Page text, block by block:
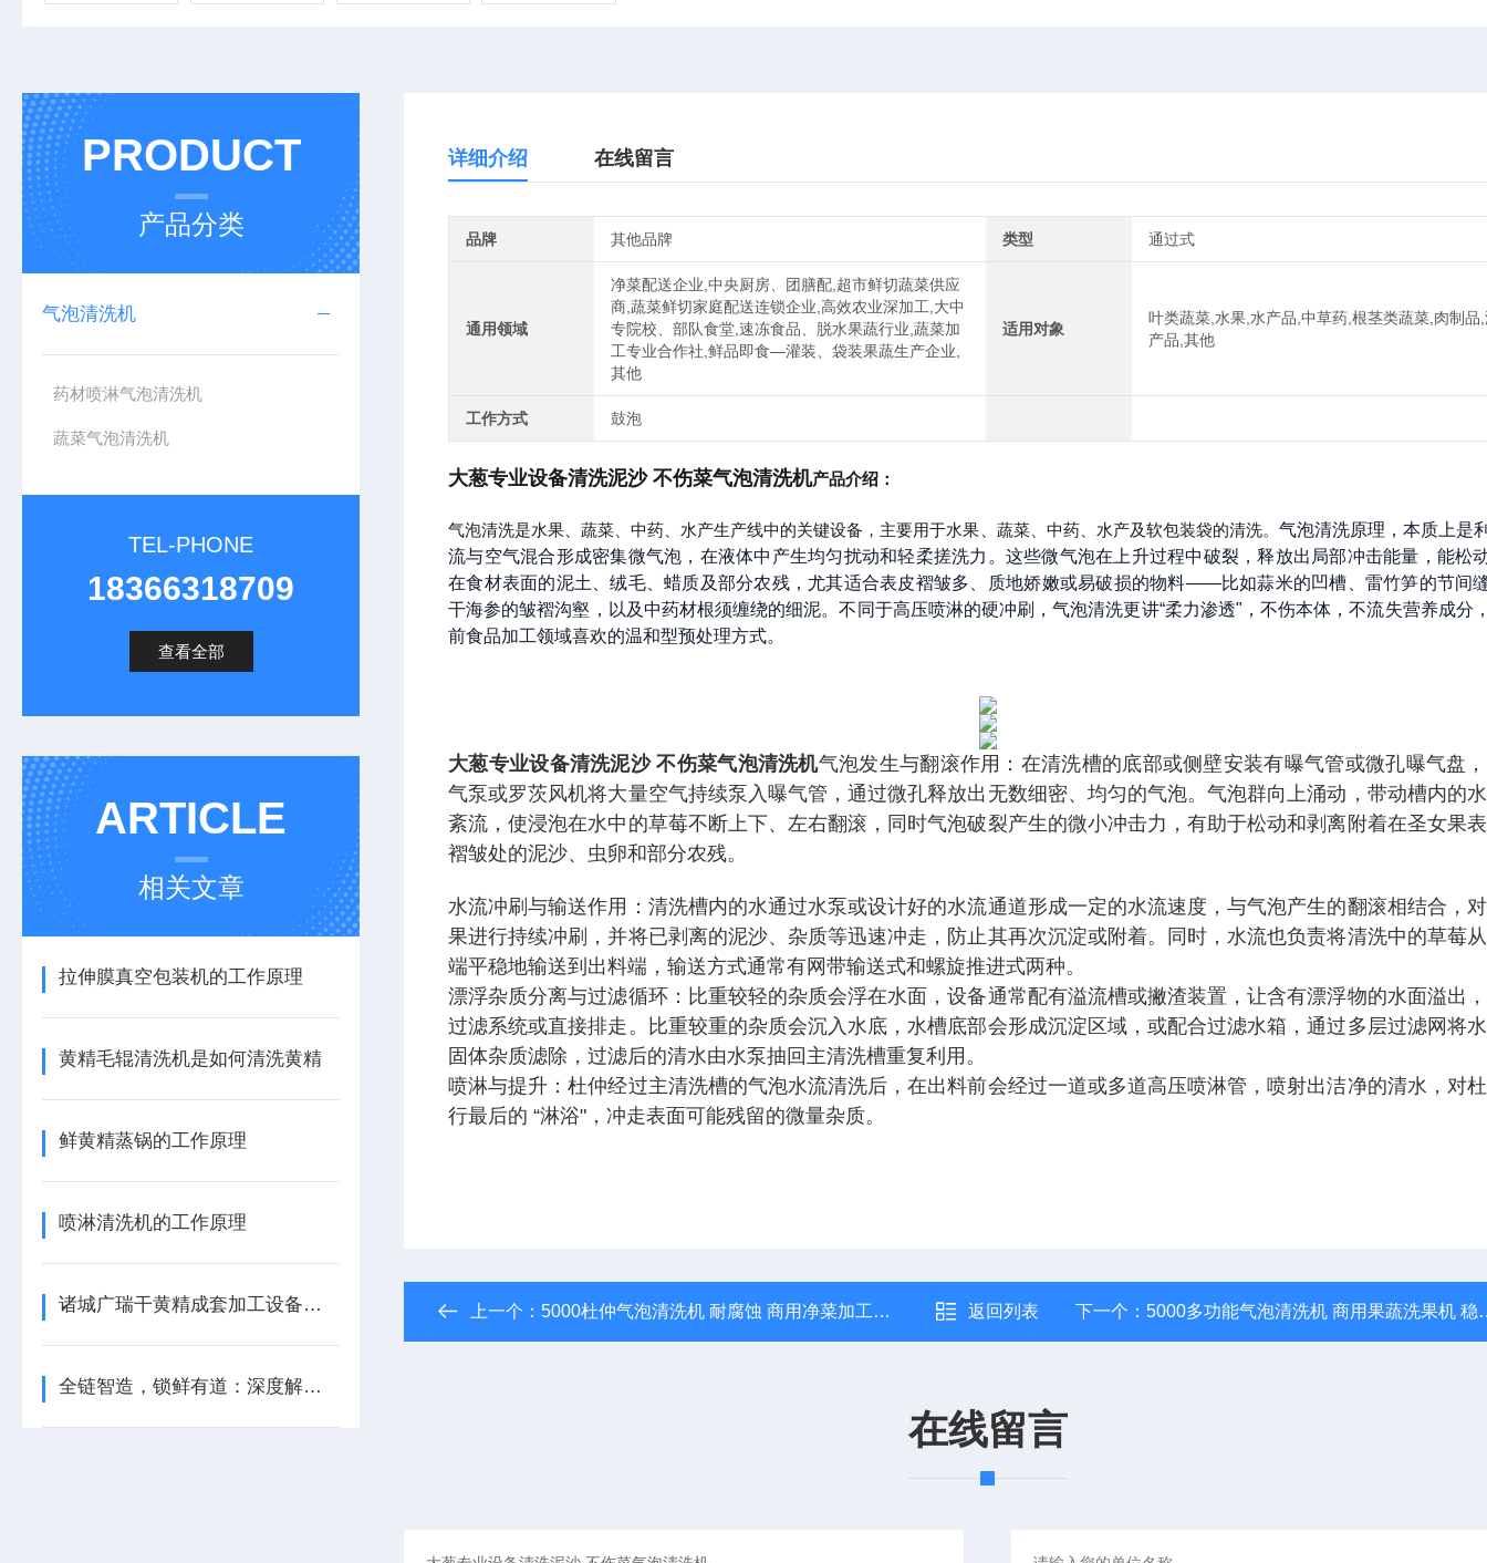
PRODUCT
产品分类
气泡清洗机
药材喷淋气泡清洗机
蔬菜气泡清洗机
TEL-PHONE
18366318709
查看全部
ARTICLE
相关文章
拉伸膜真空包装机的工作原理
黄精毛辊清洗机是如何清洗黄精
鲜黄精蒸锅的工作原理
喷淋清洗机的工作原理
诸城广瑞干黄精成套加工设备——科技赋能古法炮制
全链智造，锁鲜有道：深度解析鲜黄精整线设备的核心优势
详细介绍 在线留言
品牌 其他品牌 类型 通过式
通用领域
净菜配送企业,中央厨房、团膳配,超市鲜切蔬菜供应
商,蔬菜鲜切家庭配送连锁企业,高效农业深加工,大中
专院校、部队食堂,速冻食品、脱水果蔬行业,蔬菜加
工专业合作社,鲜品即食—灌装、袋装果蔬生产企业,
其他
适用对象
叶类蔬菜,水果,水产品,中草药,根茎类蔬菜,肉制品
产品,其他
工作方式 鼓泡
大葱专业设备清洗泥沙 不伤菜气泡清洗机产品介绍：
气泡清洗是水果、蔬菜、中药、水产生产线中的关键设备，主要用于水果、蔬菜、中药、水产及软包装袋的清洗。 气泡清洗原理，本质上是
流与空气混合形成密集微气泡，在液体中产生均匀扰动和轻柔搓洗力。这些微气泡在上升过程中破裂，释放出局部冲击能量，能松
在食材表面的泥土、绒毛、蜡质及部分农残，尤其适合表皮褶皱多、质地娇嫩或易破损的物料——比如蒜米的凹槽、雷竹笋的节间
干海参的皱褶沟壑，以及中药材根须缠绕的细泥。不同于高压喷淋的硬冲刷，气泡清洗更讲“柔力渗透"，不伤本体，不流失营养成分
前食品加工领域喜欢的温和型预处理方式。
大葱专业设备清洗泥沙 不伤菜气泡清洗机气泡发生与翻滚作用：在清洗槽的底部或侧壁安装有曝气管或微孔曝气盘
气泵或罗茨风机将大量空气持续泵入曝气管，通过微孔释放出无数细密、均匀的气泡。气泡群向上涌动，带动槽内的
紊流，使浸泡在水中的草莓不断上下、左右翻滚，同时气泡破裂产生的微小冲击力，有助于松动和剥离附着在圣女果
褶皱处的泥沙、虫卵和部分农残。
水流冲刷与输送作用：清洗槽内的水通过水泵或设计好的水流通道形成一定的水流速度，与气泡产生的翻滚相结合，对
果进行持续冲刷，并将已剥离的泥沙、杂质等迅速冲走，防止其再次沉淀或附着。同时，水流也负责将清洗中的草莓
端平稳地输送到出料端，输送方式通常有网带输送式和螺旋推进式两种。
漂浮杂质分离与过滤循环：比重较轻的杂质会浮在水面，设备通常配有溢流槽或撇渣装置，让含有漂浮物的水面溢出
过滤系统或直接排走。比重较重的杂质会沉入水底，水槽底部会形成沉淀区域，或配合过滤水箱，通过多层过滤网将
固体杂质滤除，过滤后的清水由水泵抽回主清洗槽重复利用。
喷淋与提升：杜仲经过主清洗槽的气泡水流清洗后，在出料前会经过一道或多道高压喷淋管，喷射出洁净的清水，对
行最后的 “淋浴"，冲走表面可能残留的微量杂质。
上一个： 5000杜仲气泡清洗机 耐腐蚀 商用净菜加工设备 返回列表 下一个：5000多功能气泡清洗机 商用果蔬洗果机 稳定可靠
在线留言